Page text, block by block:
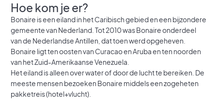
Hoe kom je er?
Bonaire is een eiland in het Caribisch gebied en een bijzondere
gemeente van Nederland. Tot 2010 was Bonaire onderdeel
van de Nederlandse Antillen, dat toen werd opgeheven.
Bonaire ligt ten oosten van Curacao en Aruba en ten noorden
van het Zuid-Amerikaanse Venezuela.
Het eiland is alleen over water of door de lucht te bereiken. De
meeste mensen bezoeken Bonaire middels een zogeheten
pakketreis (hotel+vlucht).